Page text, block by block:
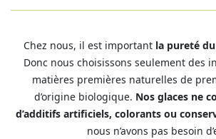
Chez nous, il est important la pureté
Donc nous choisissons seulement des
matières premières naturelles de
d’origine biologique. Nos glaces ne
d’additifs artificiels, colorants ou
nous n’avons pas besoin